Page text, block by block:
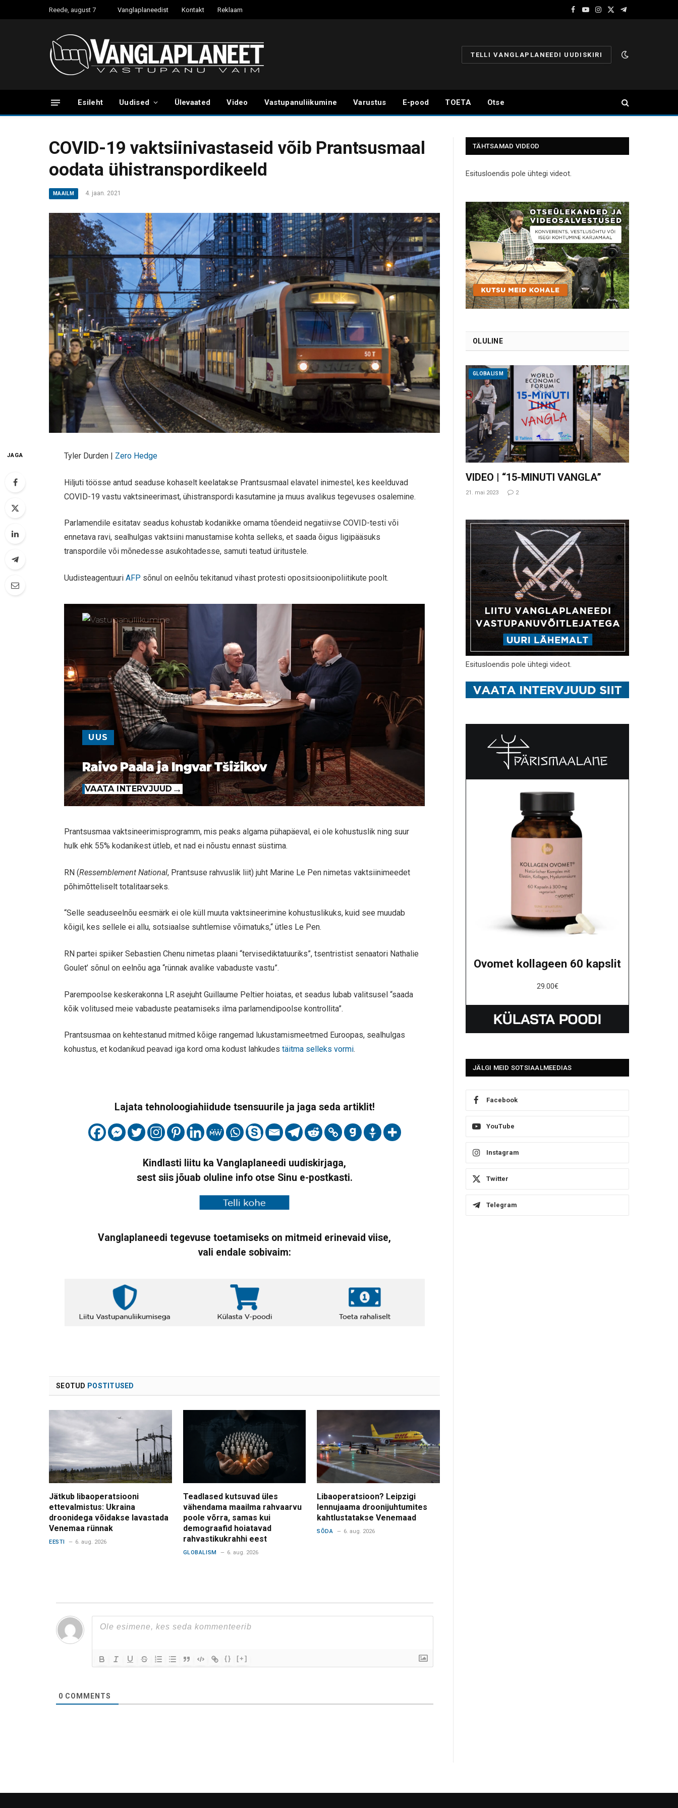
Reede, august 7 Vanglaplaneedist Kontakt Reklaam
Facebook
YouTube
Instagram
X
Telegram
TELLI VANGLAPLANEEDI UUDISKIRI
Esileht Uudised Ülevaated Video Vastupanuliikumine Varustus E-pood TOETA Otse
COVID-19 vaktsiinivastaseid võib Prantsusmaal
oodata ühistranspordikeeld
MAAILM 4. jaan. 2021
JAGA Tyler Durden | Zero Hedge
Hiljuti töösse antud seaduse kohaselt keelatakse Prantsusmaal elavatel inimestel, kes keelduvad
COVID-19 vastu vaktsineerimast, ühistranspordi kasutamine ja muus avalikus tegevuses osalemine.
Parlamendile esitatav seadus kohustab kodanikke omama tõendeid negatiivse COVID-testi või
ennetava ravi, sealhulgas vaktsiini manustamise kohta selleks, et saada õigus ligipääsuks
transpordile või mõnedesse asukohtadesse, samuti teatud üritustele.
UudisteagentuuriAFP sõnul on eelnõu tekitanud vihast protesti opositsioonipoliitikute poolt.
UUS
Raivo Paala ja Ingvar Tšižikov
VAATA INTERVJUUD
Prantsusmaa vaktsineerimisprogramm, mis peaks algama pühapäeval, ei ole kohustuslik ning suur
hulk ehk 55% kodanikest ütleb, et nad ei nõustu ennast süstima.
RN (Ressemblement National, Prantsuse rahvuslik liit) juht Marine Le Pen nimetas vaktsiinimeedet
põhimõtteliselt totalitaarseks.
“Selle seaduseelnõu eesmärk ei ole küll muuta vaktsineerimine kohustuslikuks, kuid see muudab
kõigil, kes sellele ei allu, sotsiaalse suhtlemise võimatuks,“ ütles Le Pen.
RN partei spiiker Sebastien Chenu nimetas plaani “tervisediktatuuriks”, tsentristist senaatori Nathalie
Goulet’ sõnul on eelnõu aga “rünnak avalike vabaduste vastu”.
Parempoolse keskerakonna LR asejuht Guillaume Peltier hoiatas, et seadus lubab valitsusel “saada
kõik volitused meie vabaduste peatamiseks ilma parlamendipoolse kontrollita”.
Prantsusmaa on kehtestanud mitmed kõige rangemad lukustamismeetmed Euroopas, sealhulgas
kohustus, et kodanikud peavad iga kord oma kodust lahkudestäitma selleks vormi.
Lajata tehnoloogiahiidude tsensuurile ja jaga seda artiklit!
Kindlasti liitu ka Vanglaplaneedi uudiskirjaga,
sest siis jõuab oluline info otse Sinu e-postkasti.
Vanglaplaneedi tegevuse toetamiseks on mitmeid erinevaid viise,
vali endale sobivaim:
SEOTUD POSTITUSED
Jätkub libaoperatsiooni
ettevalmistus: Ukraina
droonidega võidakse lavastada
Venemaa rünnak
EESTI 6. aug. 2026
Teadlased kutsuvad üles
vähendama maailma rahvaarvu
poole võrra, samas kui
demograafid hoiatavad
rahvastikukrahhi eest
GLOBALISM 6. aug. 2026
Libaoperatsioon? Leipzigi
lennujaama droonijuhtumites
kahtlustatakse Venemaad
SÕDA 6. aug. 2026
{} [+]
0 COMMENTS
TÄHTSAMAD VIDEOD
Esitusloendis pole ühtegi videot.
OLULINE
GLOBALISM
VIDEO | “15-MINUTI VANGLA”
21. mai 2023 2
Esitusloendis pole ühtegi videot.
Ovomet kollageen 60 kapslit
29.00€
JÄLGI MEID SOTSIAALMEEDIAS
Facebook
YouTube
Instagram
Twitter
Telegram